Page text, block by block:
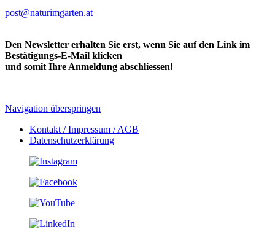
post@naturimgarten.at
Den Newsletter erhalten Sie erst, wenn Sie auf den Link im
Bestätigungs-E-Mail klicken
und somit Ihre Anmeldung abschliessen!
Navigation überspringen
Kontakt / Impressum / AGB
Datenschutzerklärung